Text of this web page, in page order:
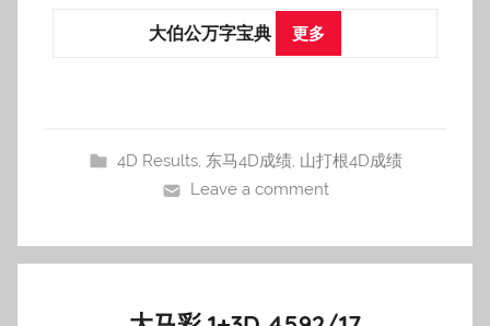
大伯公万字宝典 更多
4D Results, 东马4D成绩, 山打根4D成绩
Leave a comment